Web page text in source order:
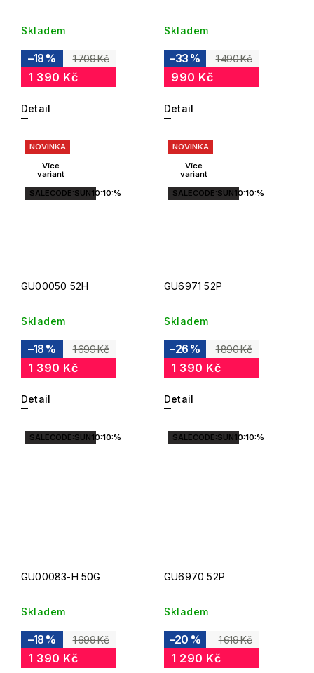
Skladem
1 709 Kč
–18 %
1 390 Kč
Detail
Skladem
1 490 Kč
–33 %
990 Kč
Detail
NOVINKA
Více
variant
SALECODE:SUN10:10:%
GU00050 52H
Skladem
1 699 Kč
–18 %
1 390 Kč
Detail
NOVINKA
Více
variant
SALECODE:SUN10:10:%
GU6971 52P
Skladem
1 890 Kč
–26 %
1 390 Kč
Detail
SALECODE:SUN10:10:%
GU00083-H 50G
Skladem
1 699 Kč
–18 %
1 390 Kč
SALECODE:SUN10:10:%
GU6970 52P
Skladem
1 619 Kč
–20 %
1 290 Kč